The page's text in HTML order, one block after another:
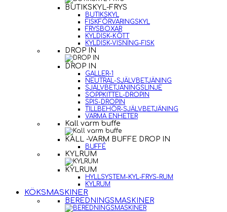
BUTIKSKYL-FRYS
BUTIKSKYL
FISKFÖRVARINGSKYL
FRYSBOXAR
KYLDISK-KÖTT
KYLDISK-VISNING-FISK
DROP IN
DROP IN
GALLER-1
NEUTRAL-SJÄLVBETJÄNING
SJÄLVBETJÄNINGSLINJE
SOPPKITTEL-DROPIN
SPIS-DROPIN
TILLBEHÖR-SJÄLVBETJÄNING
VARMA ENHETER
Kall varm buffe
KALL -VARM BUFFE DROP IN
BUFFÉ
KYLRUM
KYLRUM
HYLLSYSTEM-KYL-FRYS-RUM
KYLRUM
KÖKSMASKINER
BEREDNINGSMASKINER